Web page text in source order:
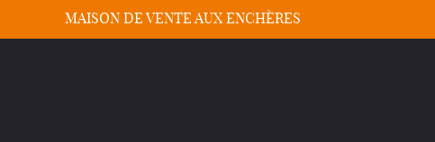
MAISON DE VENTE AUX ENCHÈRES